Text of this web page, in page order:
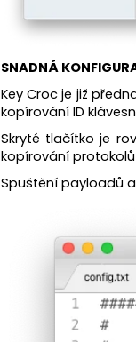
SNADNÁ
Key Croc je již
kopírování ID
Skryté tlačítko je
kopírování
Spuštění payloadů